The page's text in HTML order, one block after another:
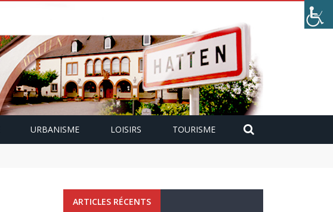
URBANISME LOISIRS TOURISME
ARTICLES RÉCENTS